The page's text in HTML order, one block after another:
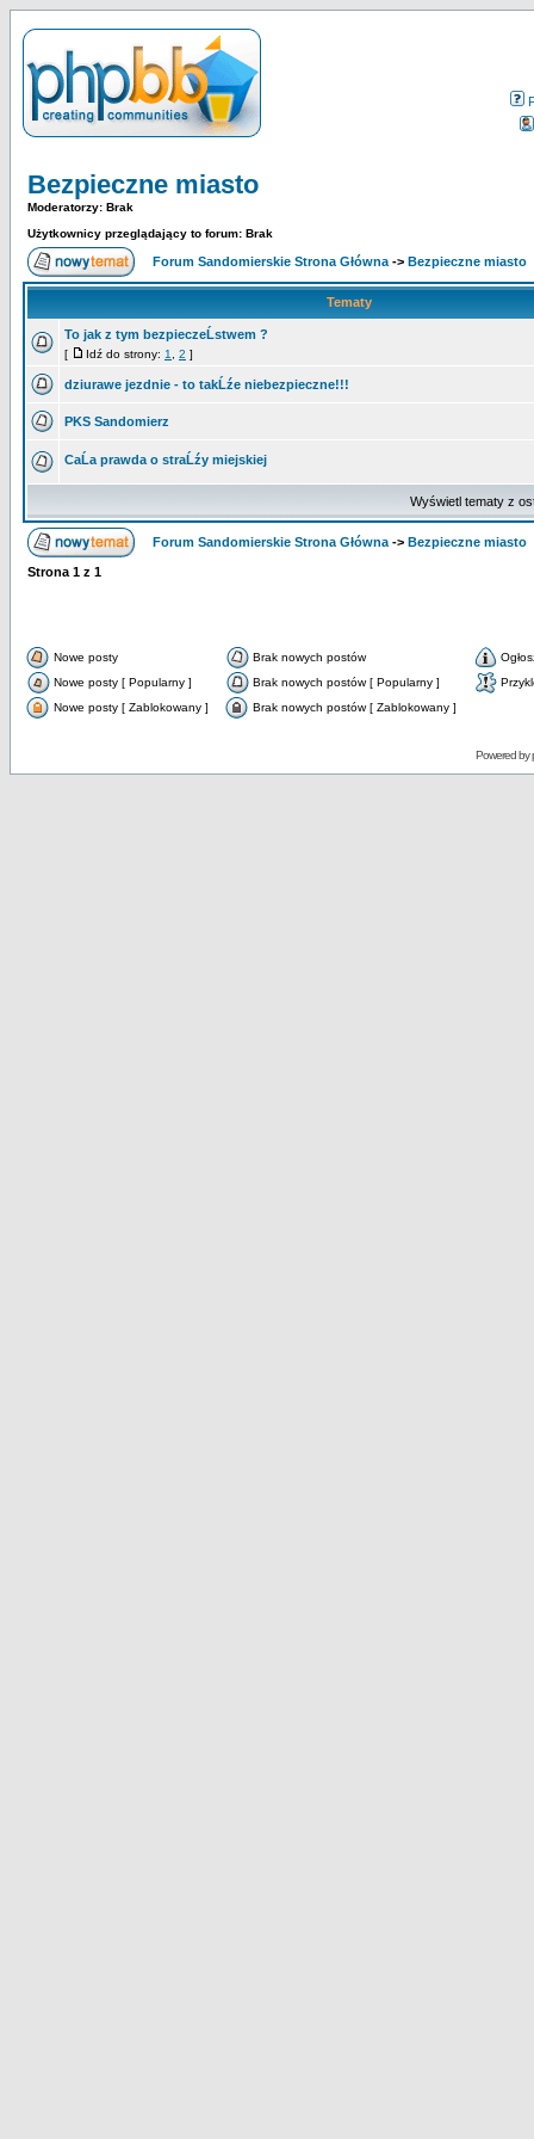
Bezpieczne miasto
Moderatorzy: Brak
Użytkownicy przeglądający to forum: Brak
Forum Sandomierskie Strona Główna -> Bezpieczne miasto
Tematy
To jak z tym bezpieczeĹstwem ?
[ Idź do strony: 1 2 ]
dziurawe jezdnie - to takĹźe niebezpieczne!!!
PKS Sandomierz
CaĹa prawda o straĹźy miejskiej
Wyświetl tematy z
Forum Sandomierskie Strona Główna -> Bezpieczne miasto
Strona 1 z 1
Nowe posty Brak nowych postów
Nowe posty [ Popularny ]
Brak nowych postów [ Popularny ]
Nowe posty [ Zablokowany ]
Brak nowych postów [ Zablokowany ]
Powered by